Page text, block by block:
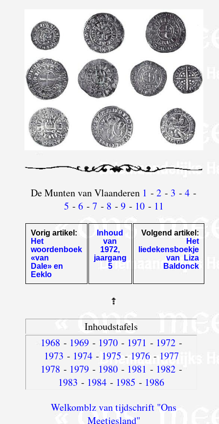
De Munten van Vlaanderen 1 -2 - 3 -4 -
5 - 6- 7 - 8 - 9- 10- 11
Vorig artikel:
Het
woordenboek
«van
Dale» en
Eeklo
Inhoud
van
1972,
jaargang
5
Volgend artikel:
Het
liedekensboekje
van Liza
Baldonck
Inhoudstafels
1968 - 1969- 1970- 1971 - 1972-
1973 - 1974- 1975 - 1976- 1977
1978 - 1979- 1980- 1981 - 1982-
1983 - 1984 - 1985 - 1986
Welkomblz van tijdschrift "Ons
Meetjesland"